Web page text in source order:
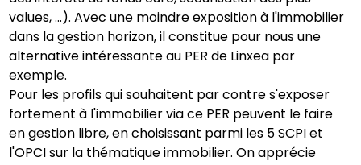
values, ...). Avec une moindre exposition à l'immobilier
dans la gestion horizon, il constitue pour nous une
alternative intéressante au PER de Linxea par
exemple.
Pour les profils qui souhaitent par contre s'exposer
fortement à l'immobilier via ce PER peuvent le faire
en gestion libre, en choisissant parmi les 5 SCPI et
l'OPCI sur la thématique immobilier. On apprécie